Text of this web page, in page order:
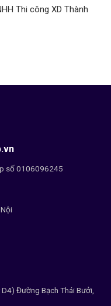
Thi công XD Thành
số 0106096245
Đường Bạch Thái Bưởi,